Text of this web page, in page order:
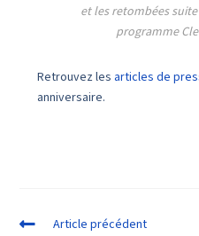
et les retombées
programme
Retrouvez les articles de
anniversaire.
Article précédent